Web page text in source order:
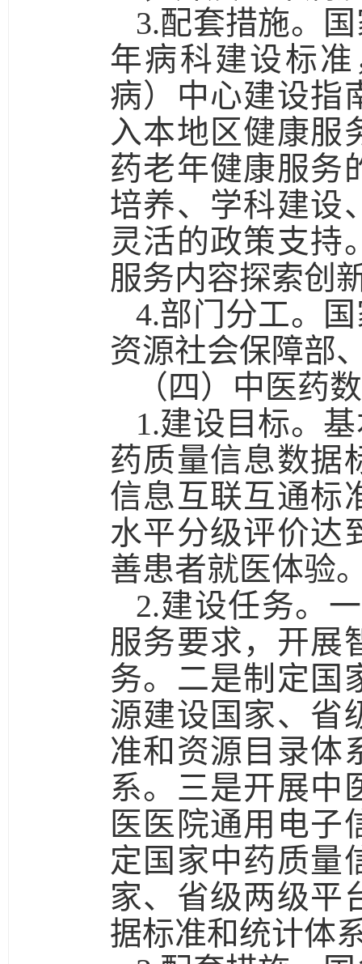
3.配套措施。
年病科建设标
病）中心建设指
入本地区健康服
药老年健康服务
培养、学科建设
灵活的政策支持
服务内容探索创
4.部门分工。
资源社会保障部
（四）中医药
1.建设目标。
药质量信息数据
信息互联互通标
水平分级评价达
善患者就医体验
2.建设任务。
服务要求，开展
务。 二是制定国
源建设国家、省
准和资源目录体
系。 三是开展中
医医院通用电子
定国家中药质量
家、省级两级平
据标准和统计体